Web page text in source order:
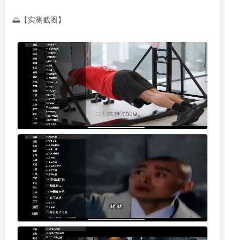
🌅【实测截图】